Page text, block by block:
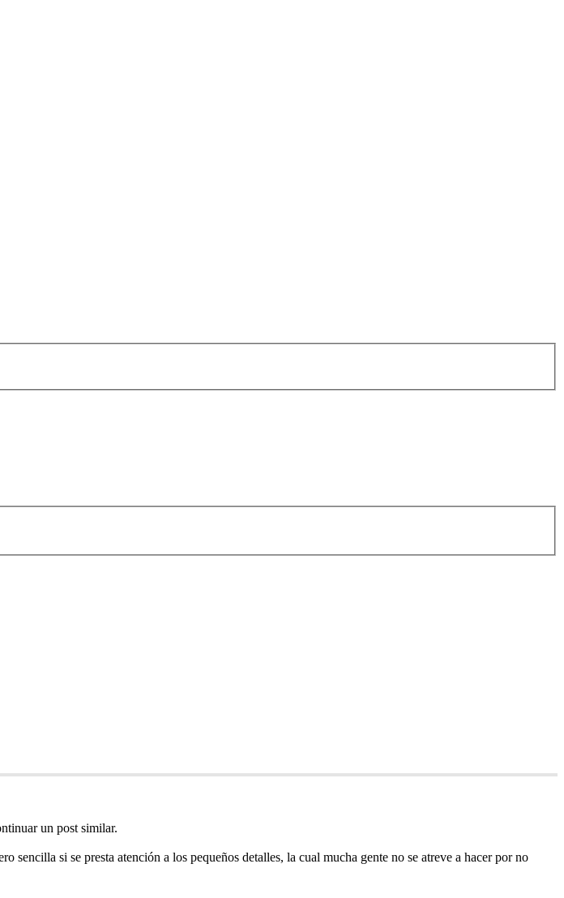
un post similar.
si se presta atención a los pequeños detalles, la cual mucha gente no se atreve a hacer por no